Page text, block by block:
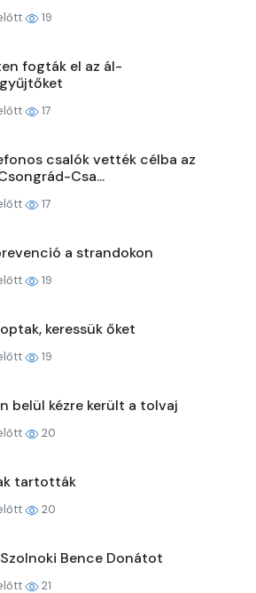
19
fogták el az ál-
17
csalók vették célba az
Csa...
17
a strandokon
19
keressük őket
19
belül kézre került a tolvaj
20
tartották
20
Bence Donátot
21